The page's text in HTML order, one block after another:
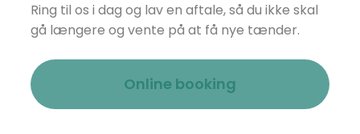
Ring til os i dag og lav en aftale, så du ikke skal
gå længere og vente på at få nye tænder.​
Online booking